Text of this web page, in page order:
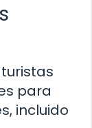
para
incluido